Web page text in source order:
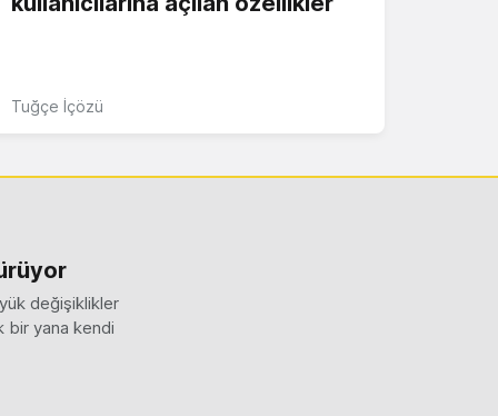
Tuğçe İçözü
değişiklikler
bir yana kendi